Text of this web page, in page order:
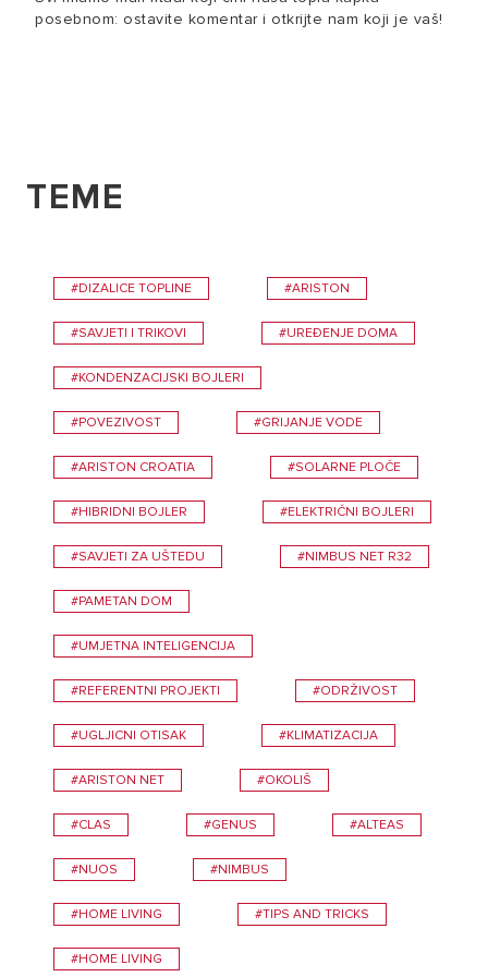
posebnom: ostavite komentar i otkrijte nam koji je vaš!
TEME
#DIZALICE TOPLINE #ARISTON
#SAVJETI I TRIKOVI #UREĐENJE DOMA
#KONDENZACIJSKI BOJLERI
#POVEZIVOST #GRIJANJE VODE
#ARISTON CROATIA #SOLARNE PLOČE
#HIBRIDNI BOJLER #ELEKTRIČNI BOJLERI
#SAVJETI ZA UŠTEDU #NIMBUS NET R32
#PAMETAN DOM
#UMJETNA INTELIGENCIJA
#REFERENTNI PROJEKTI #ODRŽIVOST
#UGLJICNI OTISAK #KLIMATIZACIJA
#ARISTON NET #OKOLIŠ
#CLAS #GENUS #ALTEAS
#NUOS #NIMBUS
#HOME LIVING #TIPS AND TRICKS
#HOME LIVING